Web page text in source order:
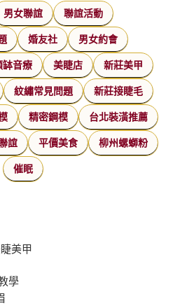
男女聯誼 聯誼活動
婚友社 男女約會
缽音療 美睫店 新莊美甲
紋繡常見問題 新莊接睫毛
精密鋼模 台北裝潢推薦
誼 平價美食 柳州螺螄粉
催眠
美甲
學